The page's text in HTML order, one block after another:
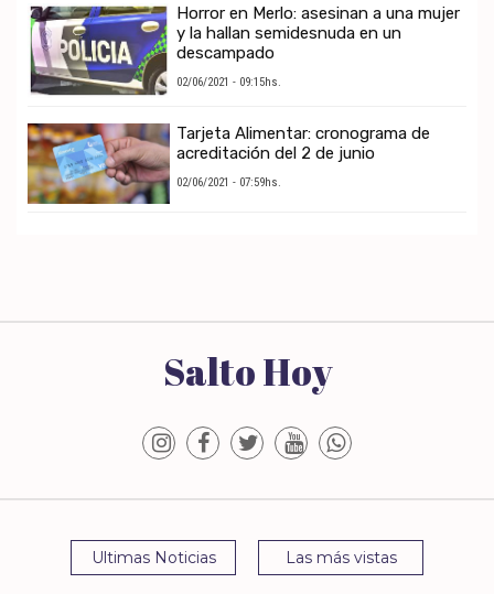
Horror en Merlo: asesinan a una mujer
y la hallan semidesnuda en un
descampado
02/06/2021 - 09:15hs.
Tarjeta Alimentar: cronograma de
acreditación del 2 de junio
02/06/2021 - 07:59hs.
Salto Hoy
Ultimas Noticias Las más vistas